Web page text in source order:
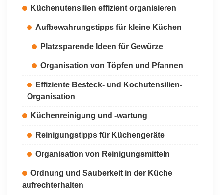
Küchenutensilien effizient organisieren
Aufbewahrungstipps für kleine Küchen
Platzsparende Ideen für Gewürze
Organisation von Töpfen und Pfannen
Effiziente Besteck- und Kochutensilien-
Organisation
Küchenreinigung und -wartung
Reinigungstipps für Küchengeräte
Organisation von Reinigungsmitteln
Ordnung und Sauberkeit in der Küche
aufrechterhalten